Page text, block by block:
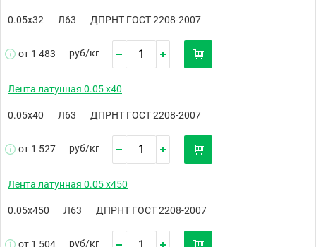
0.05х32 Л63 ДПРНТ ГОСТ 2208-2007
от 1 483 руб/кг
Лента латунная 0.05 х40
0.05х40 Л63 ДПРНТ ГОСТ 2208-2007
от 1 527 руб/кг
Лента латунная 0.05 х450
0.05х450 Л63 ДПРНТ ГОСТ 2208-2007
от 1 504 руб/кг